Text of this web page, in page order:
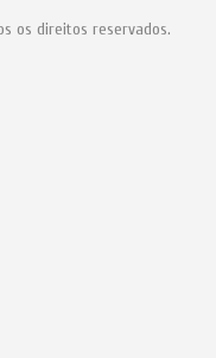
os direitos reservados.